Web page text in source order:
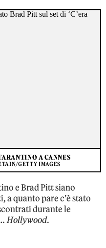
A CANNES
GETTY IMAGES
e Brad Pitt siano
quanto pare c’è stato
durante le
Hollywood.